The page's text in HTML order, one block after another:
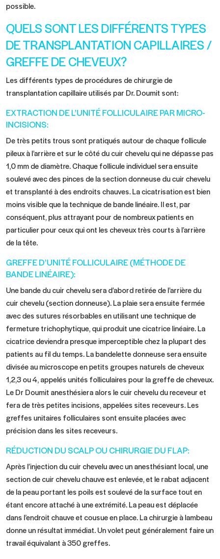
possible.
QUELS SONT LES DIFFÉRENTS TYPES
DE TRANSPLANTATION CAPILLAIRES /
GREFFE DE CHEVEUX?
Les différents types de procédures de chirurgie de
transplantation capillaire utilisés par Dr. Doumit sont:
EXTRACTION DE L’UNITÉ FOLLICULAIRE PAR MICRO-
INCISIONS:
De très petits trous sont pratiqués autour de chaque follicule
pileux à l’arrière et sur le côté du cuir chevelu qui ne dépasse pas
1,0 mm de diamètre. Chaque follicule individuel sera ensuite
soulevé avec des pinces de la section donneuse du cuir chevelu
et transplanté à des endroits chauves. La cicatrisation est bien
moins visible que la technique de bande linéaire. Il est, par
conséquent, plus attrayant pour de nombreux patients en
particulier pour ceux qui ont les cheveux très courts à l’arrière
de la tête.
GREFFE D’UNITÉ FOLLICULAIRE (MÉTHODE DE
BANDE LINÉAIRE):
Une bande du cuir chevelu sera d’abord retirée de l’arrière du
cuir chevelu (section donneuse). La plaie sera ensuite fermée
avec des sutures résorbables en utilisant une technique de
fermeture trichophytique, qui produit une cicatrice linéaire. La
cicatrice deviendra presque imperceptible chez la plupart des
patients au fil du temps. La bandelette donneuse sera ensuite
divisée au microscope en petits groupes naturels de cheveux
1,2,3 ou 4, appelés unités folliculaires pour la greffe de cheveux.
Le Dr Doumit anesthésiera alors le cuir chevelu du receveur et
fera de très petites incisions, appelées sites receveurs. Les
greffes unitaires folliculaires sont ensuite placées avec
précision dans les sites receveurs.
RÉDUCTION DU SCALP OU CHIRURGIE DU FLAP:
Après l’injection du cuir chevelu avec un anesthésiant local, une
section de cuir chevelu chauve est enlevée, et le rabat adjacent
de la peau portant les poils est soulevé de la surface tout en
étant encore attaché à une extrémité. La peau est déplacée
dans l’endroit chauve et cousue en place. La chirurgie à lambeau
donne un résultat immédiat. Un volet peut généralement faire un
travail équivalant à 350 greffes.